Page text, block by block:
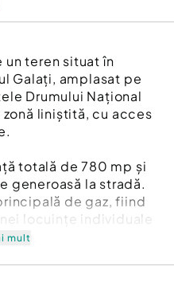
un teren situat în
Galați, amplasat pe
Drumului Național
liniștită, cu acces
totală de 780 mp și
generoasă la stradă.
de gaz, fiind
locuințe individuale
mult